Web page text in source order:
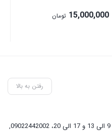
15,000,000 تومان
رفتن به بالا
,